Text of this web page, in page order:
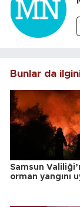
Bunlar da
Samsun
orman yangını